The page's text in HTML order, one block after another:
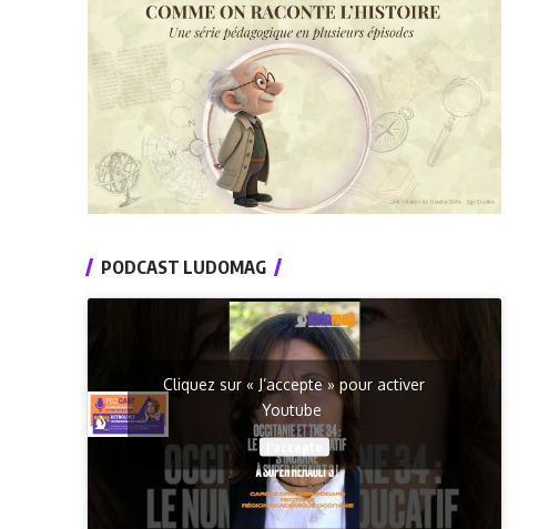
PODCAST LUDOMAG
Cliquez sur « J’accepte » pour activer
Youtube